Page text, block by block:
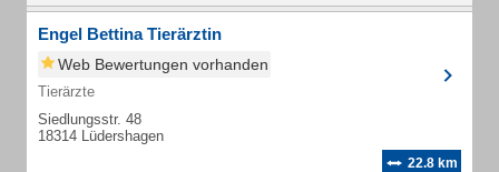
Engel Bettina Tierärztin
Web Bewertungen vorhanden
Tierärzte
Siedlungsstr. 48
18314 Lüdershagen
22.8 km